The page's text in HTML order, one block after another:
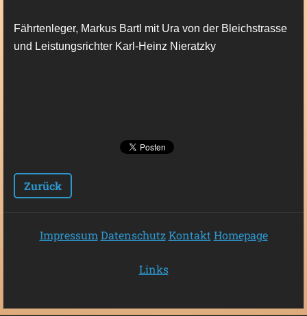
Fährtenleger, Markus Bartl mit Ura von der Bleichstrasse
und Leistungsrichter Karl-Heinz Nieratzky
Zurück
Impressum Datenschutz Kontakt Homepage
Links